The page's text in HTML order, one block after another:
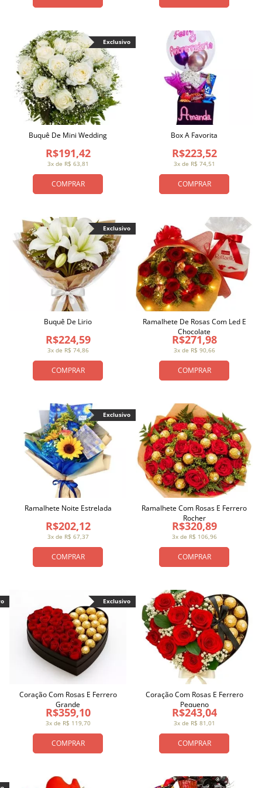
COMPRAR
3x de R$ 63,81
R$191,42
Buquê De Mini Wedding
Exclusivo
COMPRAR
3x de R$ 74,51
R$223,52
Box A Favorita
COMPRAR
3x de R$ 74,86
R$224,59
Buquê De Lirio
Exclusivo
COMPRAR
3x de R$ 90,66
R$271,98
Ramalhete De Rosas Com Led E
Chocolate
COMPRAR
3x de R$ 67,37
R$202,12
Ramalhete Noite Estrelada
Exclusivo
COMPRAR
3x de R$ 106,96
R$320,89
Ramalhete Com Rosas E Ferrero
Rocher
COMPRAR
3x de R$ 119,70
R$359,10
Coração Com Rosas E Ferrero
Grande
Exclusivo
COMPRAR
3x de R$ 81,01
R$243,04
Coração Com Rosas E Ferrero
Pequeno